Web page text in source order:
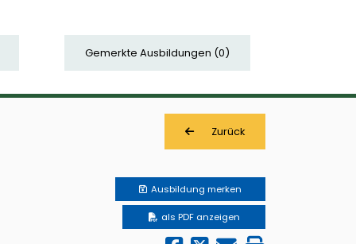
Gemerkte Ausbildungen (0)
Zurück
Ausbildung merken
als PDF anzeigen